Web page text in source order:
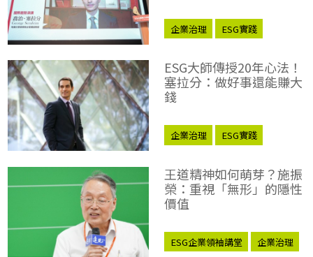
企業治理 ESG實踐
ESG大師傳授20年心法！
塞拉分：做好事還能賺大
錢
企業治理 ESG實踐
王道精神如何萌芽？施振
榮：重視「無形」的隱性
價值
ESG企業領袖講堂 企業治理